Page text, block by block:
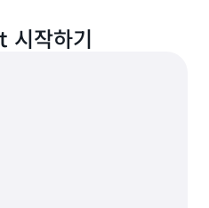
작하기